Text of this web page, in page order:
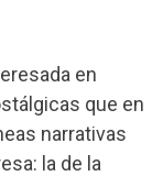
en
que en
narrativas
la de la